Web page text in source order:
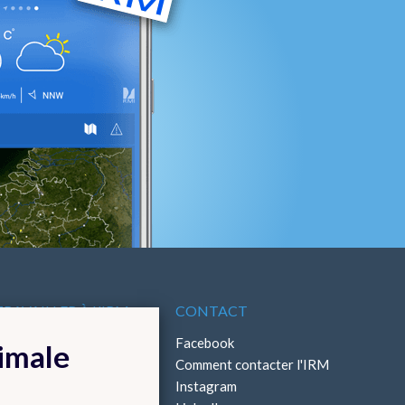
À L'IRM CONTACT
Facebook
Comment contacter l'IRM
Instagram